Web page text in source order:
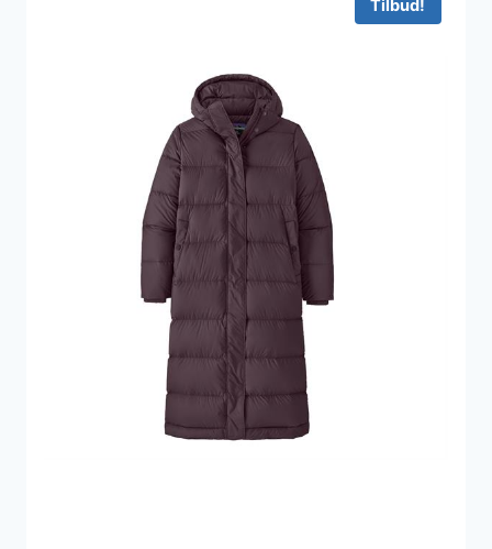
Tilbud!